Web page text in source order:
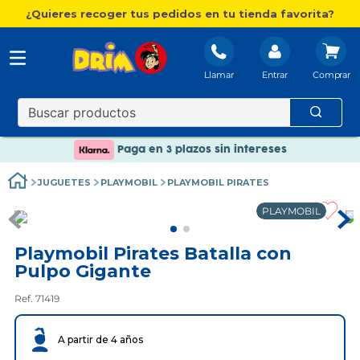
¿Quieres recoger tus pedidos en tu tienda favorita?
Llamar Entrar
Nuevo catálogo Aire Libre
Envío gratis. A partir de 60€(excepto Baleares)
Paga en 3 plazos sin intereses
Paga en 3 plazos sin intereses
JUGUETES PLAYMOBIL PLAYMOBIL PIRATES
PLAYMOBIL
Playmobil Pirates Batalla con
Pulpo Gigante
Ref. 71419
A partir de 4 años